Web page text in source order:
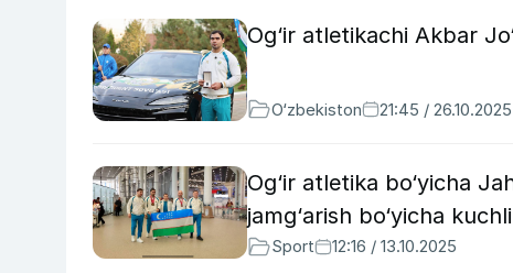
Og‘ir atletikachi Akbar
O‘zbekiston 21:45 / 26.10.2025
Og‘ir atletika bo‘yicha
jamg‘arish bo‘yicha
Sport 12:16 / 13.10.2025